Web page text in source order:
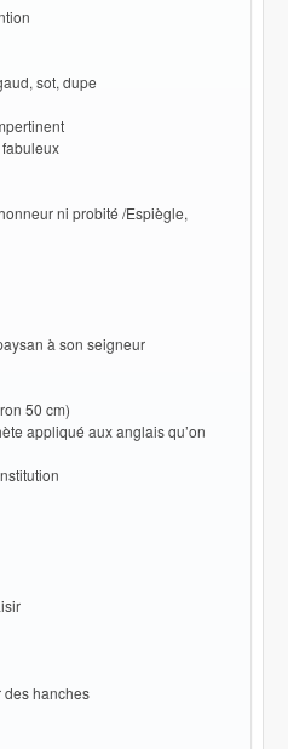
sot, dupe
ni probité /Espiègle,
à son seigneur
50 cm)
appliqué aux anglais qu’on
des hanches